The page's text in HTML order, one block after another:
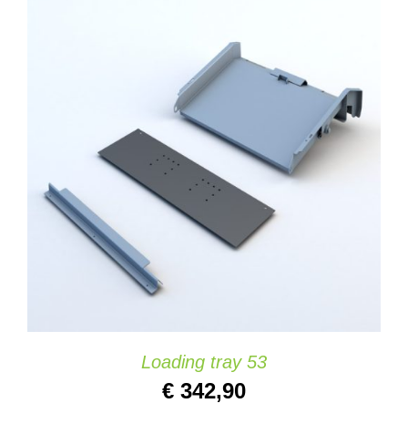
IN DEN WARENKORB
DETAILS
Loading tray 53
€ 342,90